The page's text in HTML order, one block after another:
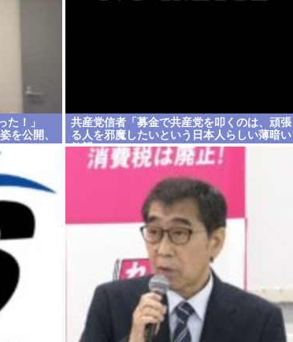
た！」
を公開、
共産党信者「募金で共産党を叩くのは、頑張
る人を邪魔したいという日本人らしい薄暗い
欲望のせい」